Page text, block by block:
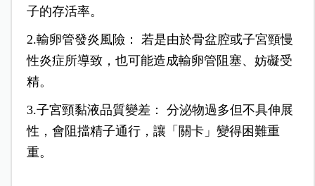
子的存活率。
2.輸卵管發炎風險： 若是由於骨盆腔或子宮頸慢
性炎症所導致，也可能造成輸卵管阻塞、妨礙受
精。
3.子宮頸黏液品質變差： 分泌物過多但不具伸展
性，會阻擋精子通行，讓「關卡」變得困難重
重。